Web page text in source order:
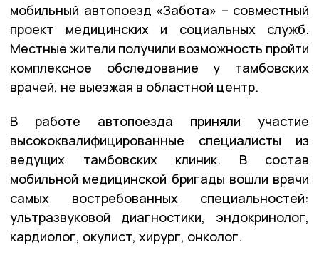
мобильный автопоезд «Забота» – совместный
проект медицинских и социальных служб.
Местные жители получили возможность пройти
комплексное обследование у тамбовских
врачей, не выезжая в областной центр.
В работе автопоезда приняли участие
высококвалифицированные специалисты из
ведущих тамбовских клиник. В состав
мобильной медицинской бригады вошли врачи
самых востребованных специальностей:
ультразвуковой диагностики, эндокринолог,
кардиолог, окулист, хирург, онколог.